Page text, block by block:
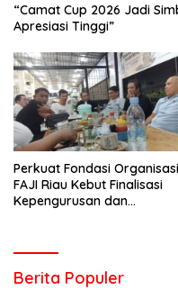
“Camat Cup 2026 Jadi
Apresiasi Tinggi”
Perkuat Fondasi
FAJI Riau Kebut Finalisasi
Kepengurusan dan
Berita Populer